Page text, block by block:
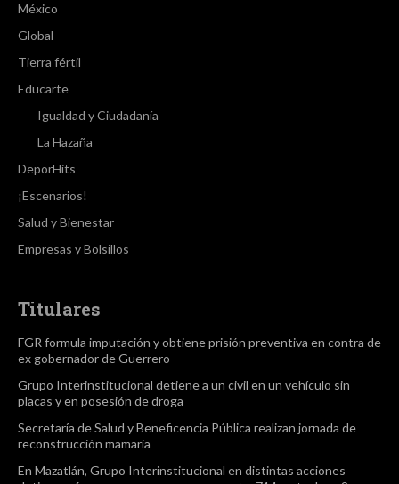
México
Global
Tierra fértil
Educarte
Igualdad y Ciudadanía
La Hazaña
DeporHits
¡Escenarios!
Salud y Bienestar
Empresas y Bolsillos
Titulares
FGR formula imputación y obtiene prisión preventiva en contra de
ex gobernador de Guerrero
Grupo Interinstitucional detiene a un civil en un vehículo sin
placas y en posesión de droga
Secretaría de Salud y Beneficencia Pública realizan jornada de
reconstrucción mamaria
En Mazatlán, Grupo Interinstitucional en distintas acciones